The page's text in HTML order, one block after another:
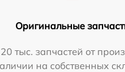
Оригинальные
тыс. запчастей от
на собственных